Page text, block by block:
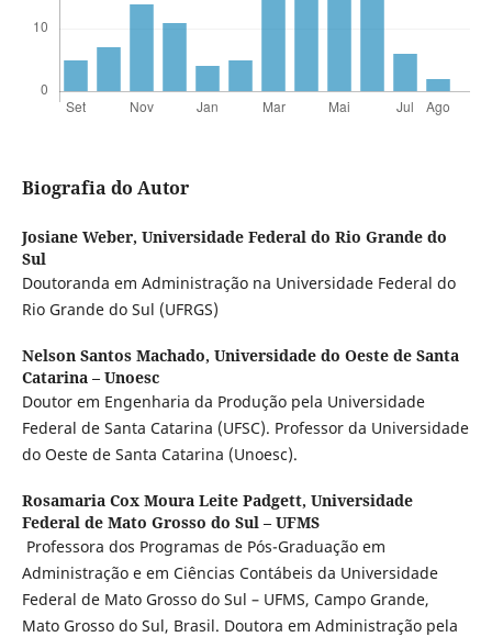
Biografia do Autor
Josiane Weber, Universidade Federal do Rio Grande do
Sul
Doutoranda em Administração na Universidade Federal do
Rio Grande do Sul (UFRGS)
Nelson Santos Machado, Universidade do Oeste de Santa
Catarina – Unoesc
Doutor em Engenharia da Produção pela Universidade
Federal de Santa Catarina (UFSC). Professor da Universidade
do Oeste de Santa Catarina (Unoesc).
Rosamaria Cox Moura Leite Padgett, Universidade
Federal de Mato Grosso do Sul – UFMS
Professora dos Programas de Pós-Graduação em
Administração e em Ciências Contábeis da Universidade
Federal de Mato Grosso do Sul – UFMS, Campo Grande,
Mato Grosso do Sul, Brasil. Doutora em Administração pela